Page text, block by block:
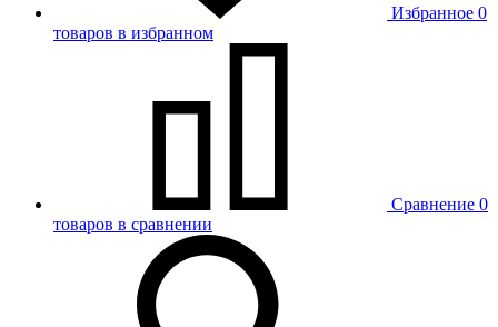
Избранное 0
товаров в избранном
Сравнение 0
товаров в сравнении